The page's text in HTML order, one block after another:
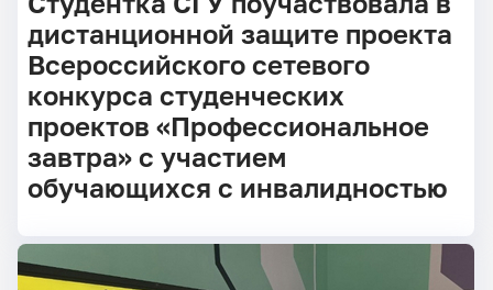
дистанционной защите проекта
Всероссийского сетевого
конкурса студенческих
проектов «Профессиональное
завтра» с участием
обучающихся с инвалидностью